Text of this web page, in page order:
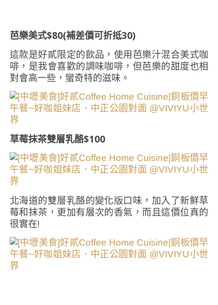
芭樂美式$80(補差價可折抵30)
這款是好貳限定的飲品，使用芭樂汁混合美式咖
啡，是我會喜歡的調味咖啡，但芭樂的甜度也相
對會高一些，蠻奇特的滋味。
草莓抹茶雙層乳酪$100
北海道的雙層乳酪的變化版口味，加入了新鮮草
莓和抹茶，更加有層次的香氣，而且這價位真的
很實在!